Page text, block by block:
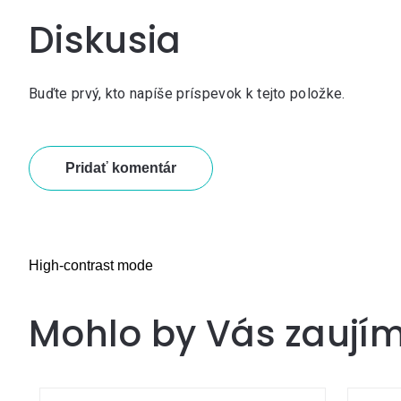
Diskusia
Buďte prvý, kto napíše príspevok k tejto položke.
Pridať komentár
High-contrast mode
Mohlo by Vás